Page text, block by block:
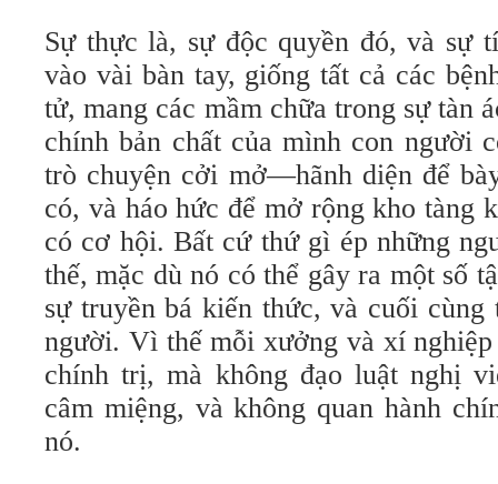
Sự thực là, sự độc quyền đó, và sự
vào vài bàn tay, giống tất cả các
tử, mang các mầm chữa trong sự tàn
chính bản chất của mình con người
trò chuyện cởi mở—hãnh diện để
có, và háo hức để mở rộng kho tàng
có cơ hội. Bất cứ thứ gì ép những
thế, mặc dù nó có thể gây ra một số
sự truyền bá kiến thức, và cuối cùng
người. Vì thế mỗi xưởng và xí
chính trị, mà không đạo luật nghị
câm miệng, và không quan hành
nó.